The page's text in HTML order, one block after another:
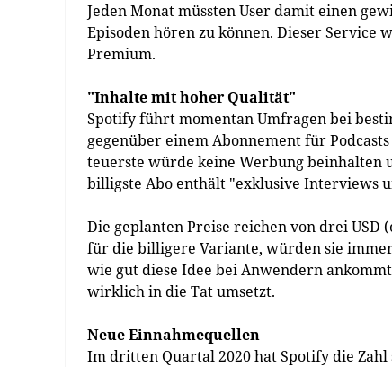
Jeden Monat müssten User damit einen
Episoden hören zu können. Dieser Service
Premium.
"Inhalte mit hoher Qualität"
Spotify führt momentan Umfragen bei
gegenüber einem Abonnement für
teuerste würde keine Werbung beinhalten
billigste Abo enthält "exklusive Interviews
Die geplanten Preise reichen von drei USD
für die billigere Variante, würden sie
wie gut diese Idee bei Anwendern
wirklich in die Tat umsetzt.
Neue Einnahmequellen
Im dritten Quartal 2020 hat Spotify die